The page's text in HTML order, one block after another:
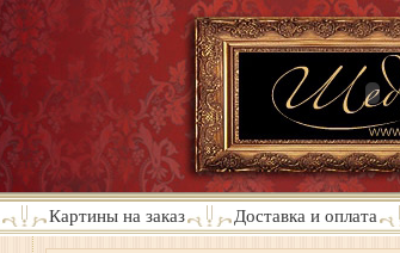
Картины на заказ Доставка и оплата